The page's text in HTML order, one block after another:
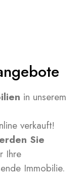
in unserem
verkauft!
Sie
Ihre
Immobilie.